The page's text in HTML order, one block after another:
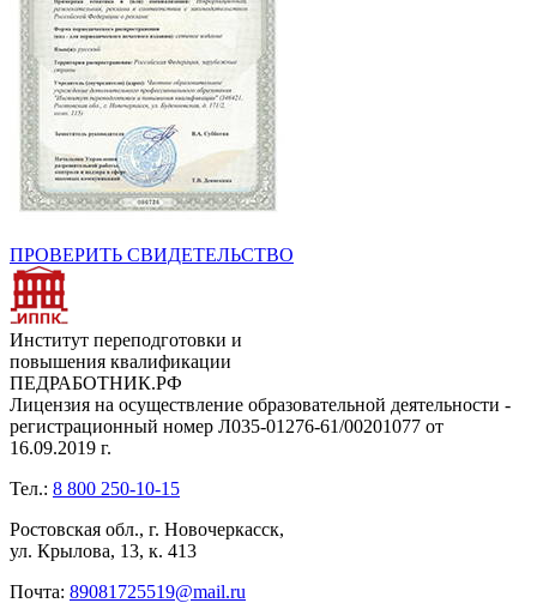
ПРОВЕРИТЬ СВИДЕТЕЛЬСТВО
Институт переподготовки и
повышения квалификации
ПЕДРАБОТНИК.РФ
Лицензия на осуществление образовательной деятельности -
регистрационный номер Л035-01276-61/00201077 от
16.09.2019 г.
Тел.: 8 800 250-10-15
Ростовская обл., г. Новочеркасск,
ул. Крылова, 13, к. 413
Почта: 89081725519@mail.ru